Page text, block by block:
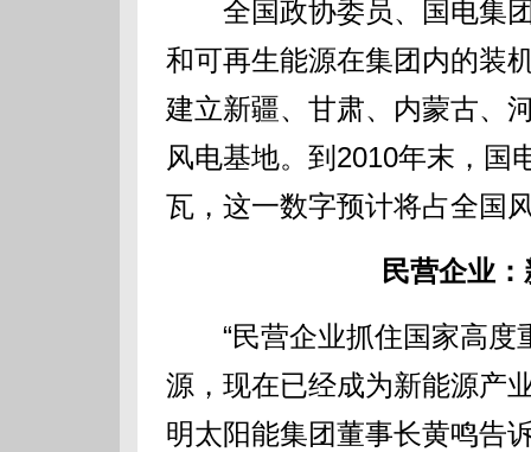
全国政协委员、国电集团
和可再生能源在集团内的装
建立新疆、甘肃、内蒙古、
风电基地。到2010年末，国
瓦，这一数字预计将占全国
民营企业
“民营企业抓住国家高度
源，现在已经成为新能源产
明太阳能集团董事长黄鸣告